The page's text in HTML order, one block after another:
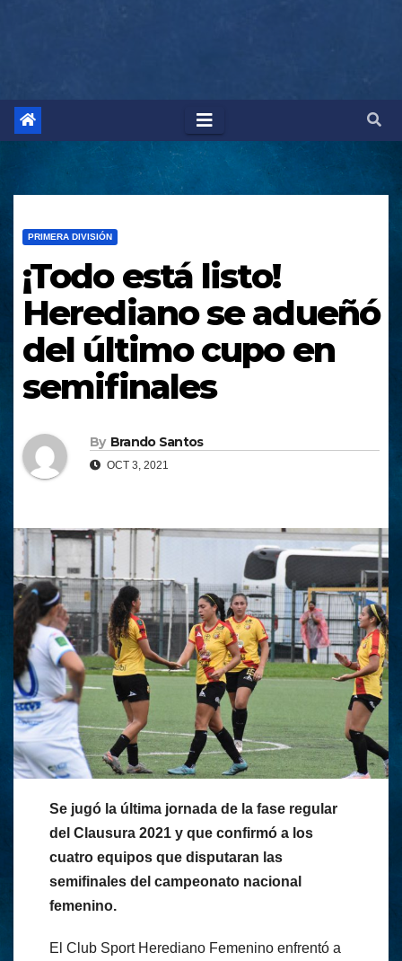
PRIMERA DIVISIÓN
¡Todo está listo!
Herediano se adueñó
del último cupo en
semifinales
By Brando Santos
OCT 3, 2021
Se jugó la última jornada de la fase regular
del Clausura 2021 y que confirmó a los
cuatro equipos que disputaran las
semifinales del campeonato nacional
femenino.
El Club Sport Herediano Femenino enfrentó a